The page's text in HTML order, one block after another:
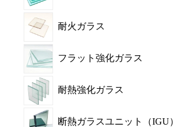
耐火ガラス
フラット強化ガラス
耐熱強化ガラス
断熱ガラスユニット（IGU）